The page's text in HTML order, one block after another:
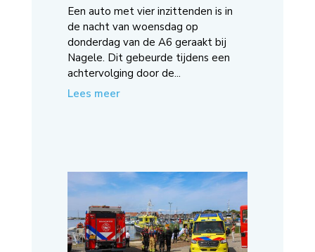
Een auto met vier inzittenden is in
de nacht van woensdag op
donderdag van de A6 geraakt bij
Nagele. Dit gebeurde tijdens een
achtervolging door de...
Lees meer